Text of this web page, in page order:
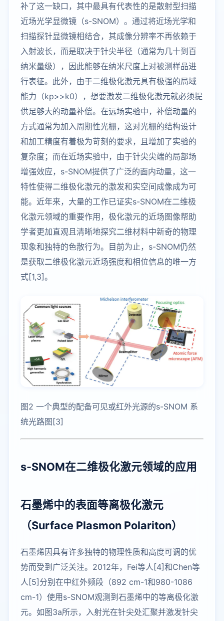
补了这一缺口，其中最具有代表性的是散射型扫描
近场光学显微镜（s-SNOM）。通过将近场光学和
扫描探针显微镜相结合，其成像分辨率不再依赖于
入射波长，而是取决于针尖半径（通常为几十到百
纳米量级），因此能够在纳米尺度上对被测样品进
行表征。此外，由于二维极化激元具有极强的局域
能力（kp>>k0），想要激发二维极化激元就必须提
供足够大的动量补偿。在远场实验中，补偿动量的
方式通常为加入周期性光栅，这对光栅的结构设计
和加工精度有着极为苛刻的要求，且增加了实验的
复杂度；而在近场实验中，由于针尖尖端的局部场
增强效应，s-SNOM提供了广泛的面内动量，这一
特性使得二维极化激元的激发和实空间成像成为可
能。近年来，大量的工作已证实s-SNOM在二维极
化激元领域的重要作用，极化激元的近场图像帮助
学者更加直观且清晰地探究二维材料中新奇的物理
现象和独特的色散行为。目前为止，s-SNOM仍然
是获取二维极化激元近场强度和相位信息的唯一方
式[1,3]。
图2 一个典型的配备可见或红外光源的s-SNOM 系
统光路图[3]
s-SNOM在二维极化激元领域的应用
石墨烯中的表面等离极化激元
（Surface Plasmon Polariton）
石墨烯因具有许多独特的物理性质和高度可调的优
势而受到广泛关注。2012年，Fei等人[4]和Chen等
人[5]分别在中红外频段（892 cm-1和980-1086
cm-1）使用s-SNOM观测到石墨烯中的等离极化激
元。如图3a所示，入射光在针尖处汇聚并激发针尖